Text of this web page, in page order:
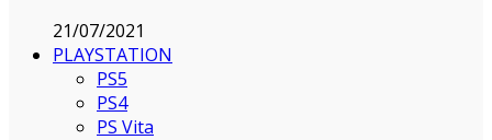
21/07/2021
PLAYSTATION
PS5
PS4
PS Vita